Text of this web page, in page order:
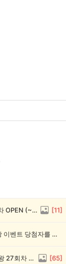
전원 1,000캐시! 🥳 우리 동네 썰전 14회차 OPEN (~8/17) [11]
💰[당첨자 발표] 26회차 우리 동네 정보왕 이벤트 당첨자를 발표합니다!
💸 전원 2,000캐시 지급! 우리 동네 정보왕 27회차 (~8/10) [65]